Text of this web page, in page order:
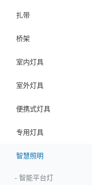
扎带
桥架
室内灯具
室外灯具
便携式灯具
专用灯具
智慧照明
- 智能平台灯